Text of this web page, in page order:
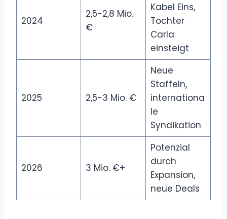
2024
2,5-2,8 Mio.
€
Kabel Eins,
Tochter
Carla
einsteigt
2025 2,5-3 Mio. €
Neue
Staffeln,
internationa
le
Syndikation
2026 3 Mio. €+
Potenzial
durch
Expansion,
neue Deals